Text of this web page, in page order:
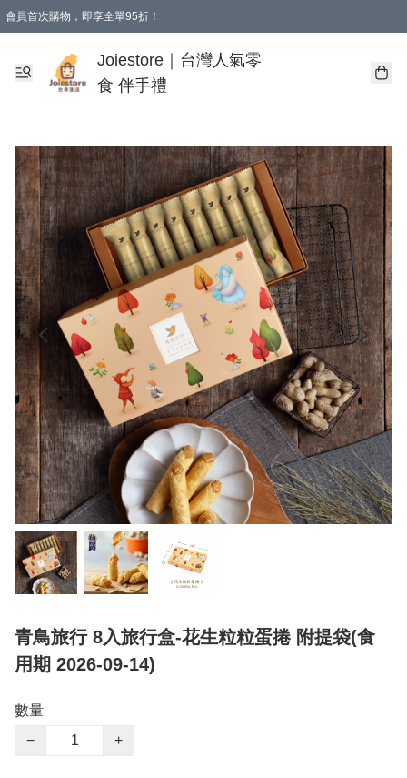
會員首次購物，即享全單95折！
購物滿 HKD 350.00即享免運費優惠！（適用於 本地送貨、本地取貨 )
Joiestore｜台灣人氣零
食 伴手禮
青鳥旅行 8入旅行盒-花生粒粒蛋捲 附提袋(食
用期 2026-09-14)
數量
−
+